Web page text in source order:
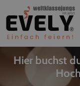
Hier buchst